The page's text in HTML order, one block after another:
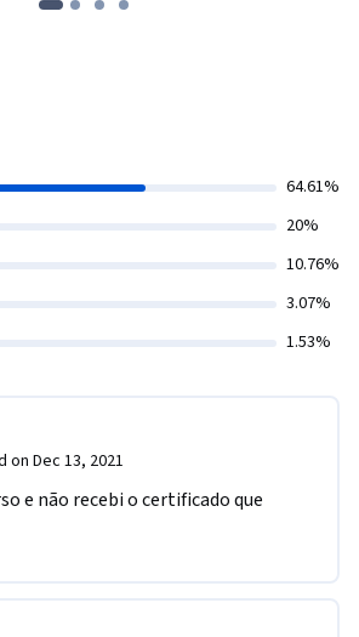
64.61%
20%
10.76%
3.07%
1.53%
on Dec 13, 2021
e não recebi o certificado que